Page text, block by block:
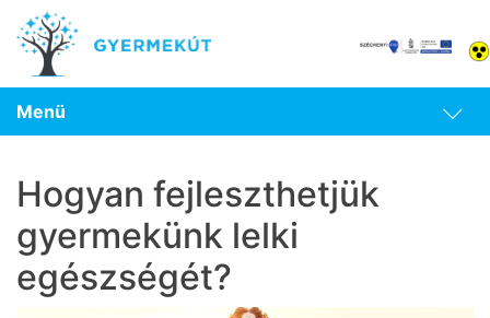
Menü
Hogyan fejleszthetjük
gyermekünk lelki
egészségét?